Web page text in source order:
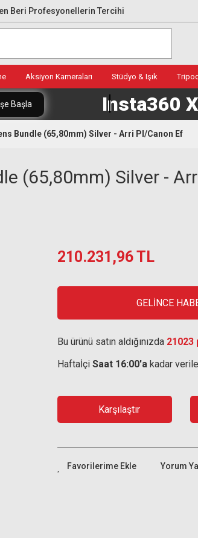
Beri Profesyonellerin Tercihi
Aksiyon Kameraları Stüdyo & Işık
Başla Insta360
Bundle (65,80mm) Silver - Arri Pl/Canon Ef
(65,80mm) Silver -
210.231,96 TL
GELİNCE
Bu ürünü satın aldığınızda 21023
Haftaİçi Saat 16:00'a kadar
Karşılaştır
Yorum